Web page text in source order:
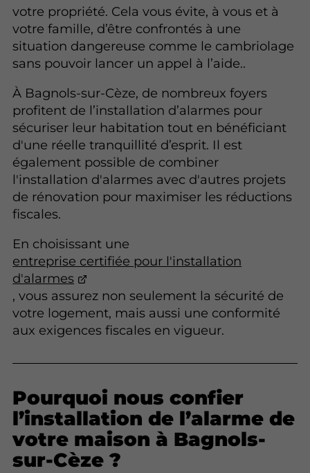
votre propriété. Cela vous évite, à vous et à
votre famille, d’être confrontés à une
situation dangereuse comme le cambriolage
sans pouvoir lancer un appel à l’aide..
À Bagnols-sur-Cèze, de nombreux foyers
profitent de l’installation d’alarmes pour
sécuriser leur habitation tout en bénéficiant
d'une réelle tranquillité d’esprit. Il est
également possible de combiner
l'installation d'alarmes avec d'autres projets
de rénovation pour maximiser les réductions
fiscales.
En choisissant une
entreprise certifiée pour l'installation
d'alarmes
, vous assurez non seulement la sécurité de
votre logement, mais aussi une conformité
aux exigences fiscales en vigueur.
Pourquoi nous confier
l’installation de l’alarme de
votre maison à Bagnols-
sur-Cèze ?